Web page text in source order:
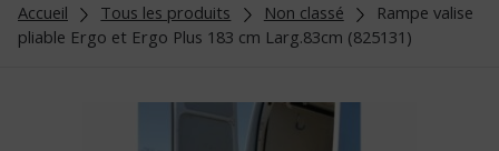
Accueil Tous les produits Non classé
Rampe valise
pliable Ergo et Ergo Plus 183 cm Larg.83cm (825131)